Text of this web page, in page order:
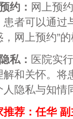
约： 网上预
患者可以通过
网上预约”
私： 医院实
解和关怀。将
隐私与知情
荐：任华 副